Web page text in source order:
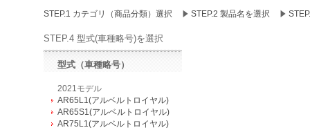
STEP.1 カテゴリ（商品分類）選択 STEP.2 製品名を選択
STEP.4 型式(車種略号)を選択
型式（車種略号）
2021モデル
AR65L1(アルベルトロイヤル)
AR65S1(アルベルトロイヤル)
AR75L1(アルベルトロイヤル)